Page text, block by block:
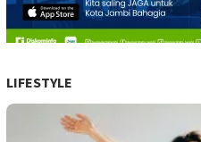
LIFESTYLE